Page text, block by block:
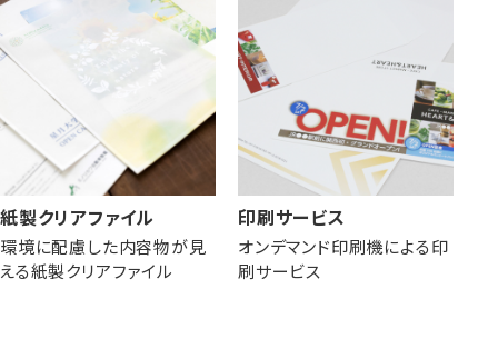
紙製クリアファイル
環境に配慮した内容物が見
える紙製クリアファイル
印刷サービス
オンデマンド印刷機による印
刷サービス